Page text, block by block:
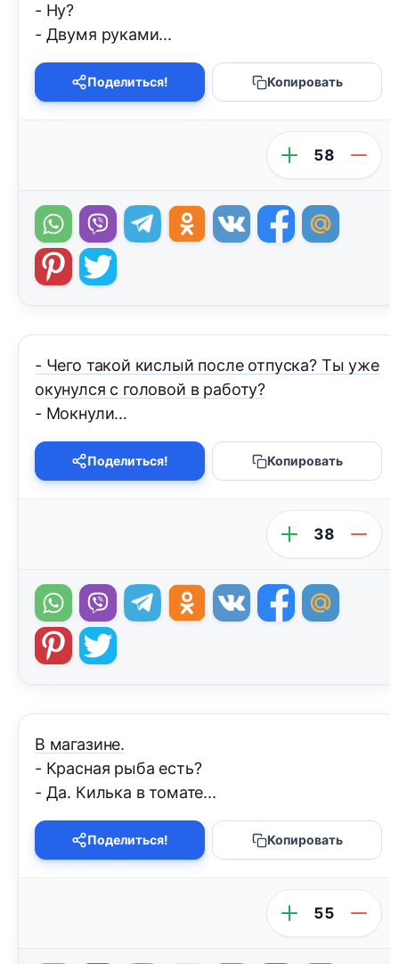
- Ну?
- Двумя руками...
Поделиться! Копировать
58
- Чего такой кислый после отпуска? Ты уже
окунулся с головой в работу?
- Мокнули…
Поделиться! Копировать
38
В магазине.
- Красная рыба есть?
- Да. Килька в томате...
Поделиться! Копировать
55